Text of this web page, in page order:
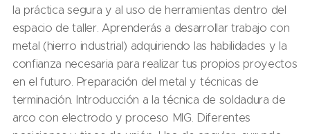
la práctica segura y al uso de herramientas dentro del
espacio de taller. Aprenderás a desarrollar trabajo con
metal (hierro industrial) adquiriendo las habilidades y la
confianza necesaria para realizar tus propios proyectos
en el futuro. Preparación del metal y técnicas de
terminación. Introducción a la técnica de soldadura de
arco con electrodo y proceso MIG. Diferentes